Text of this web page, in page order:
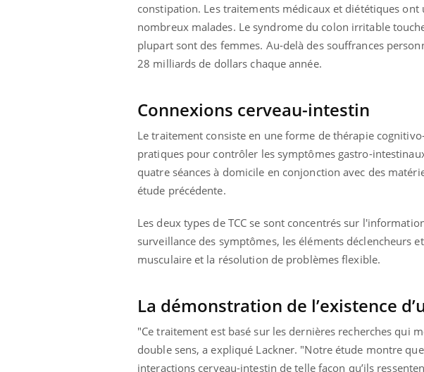
constipation. Les traitements médicaux et diététiques
nombreux malades. Le syndrome du colon irritable
plupart sont des femmes. Au-delà des souffrances
28 milliards de dollars chaque année.
Connexions cerveau-intestin
Le traitement consiste en une forme de thérapie
pratiques pour contrôler les symptômes gastro-
quatre séances à domicile en conjonction avec des
étude précédente.
Les deux types de TCC se sont concentrés sur
surveillance des symptômes, les éléments déclencheurs
musculaire et la résolution de problèmes flexible.
La démonstration de l’existence
"Ce traitement est basé sur les dernières recherches qui
double sens, a expliqué Lackner. "Notre étude montre
interactions cerveau-intestin de telle façon qu’ils